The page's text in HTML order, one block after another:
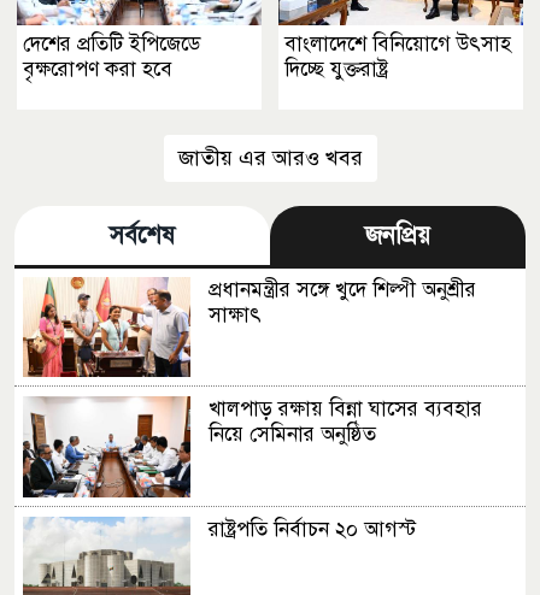
দেশের প্রতিটি ইপিজেডে
বৃক্ষরোপণ করা হবে
বাংলাদেশে বিনিয়োগে উৎসাহ
দিচ্ছে যুক্তরাষ্ট্র
জাতীয় এর আরও খবর
সর্বশেষ জনপ্রিয়
প্রধানমন্ত্রীর সঙ্গে খুদে শিল্পী অনুশ্রীর
সাক্ষাৎ
খালপাড় রক্ষায় বিন্না ঘাসের ব্যবহার
নিয়ে সেমিনার অনুষ্ঠিত
রাষ্ট্রপতি নির্বাচন ২০ আগস্ট